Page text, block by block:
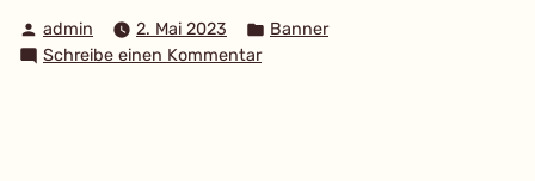
Anzucht“
Verfasst
von
admin 2. Mai 2023
Veröffentlicht
Banner
Schreibe einen Kommentarzu